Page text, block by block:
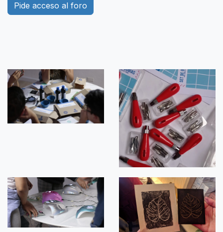
Pide acceso al foro